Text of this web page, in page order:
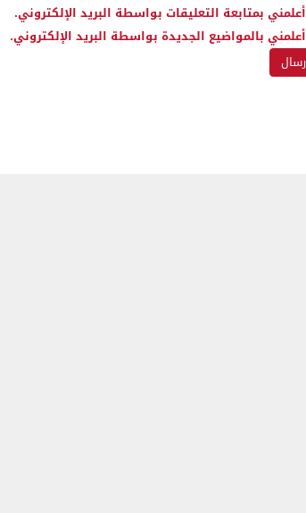
أعلمني بمتابعة التعليقات بواسطة البريد الإلكتروني.
أعلمني بالمواضيع الجديدة بواسطة البريد الإلكتروني.